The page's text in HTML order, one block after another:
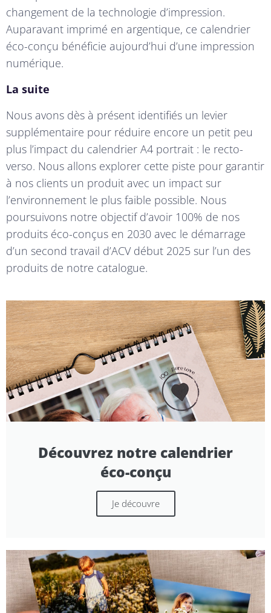
changement de la technologie d’impression.
Auparavant imprimé en argentique, ce calendrier
éco-conçu bénéficie aujourd’hui d’une impression
numérique.
La suite
Nous avons dès à présent identifiés un levier
supplémentaire pour réduire encore un petit peu
plus l’impact du calendrier A4 portrait : le recto-
verso. Nous allons explorer cette piste pour garantir
à nos clients un produit avec un impact sur
l’environnement le plus faible possible. Nous
poursuivons notre objectif d’avoir 100% de nos
produits éco-conçus en 2030 avec le démarrage
d’un second travail d’ACV début 2025 sur l’un des
produits de notre catalogue.
Découvrez notre calendrier
éco-conçu
Je découvre